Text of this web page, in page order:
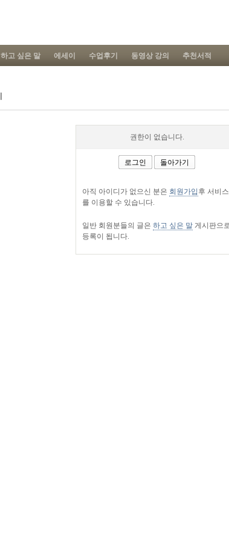
하고 싶은 말 에세이 수업후기 동영상 강의 추천서적
권한이 없습니다.
로그인 돌아가기
아직 아이디가 없으신 분은 회원가입후 서비스
를 이용할 수 있습니다.
일반 회원분들의 글은 하고 싶은 말게시판으로
등록이 됩니다.